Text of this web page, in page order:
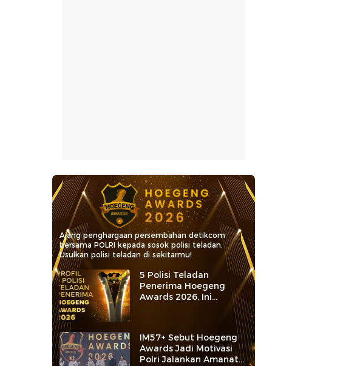
Ajang penghargaan persembahan detikcom
bersama POLRI kepada sosok polisi teladan.
Usulkan polisi teladan di sekitarmu!
5 Polisi Teladan
Penerima Hoegeng
Awards 2026, Ini
Kategori dan Kiprahnya
IM57+ Sebut Hoegeng
Awards Jadi Motivasi
Polri Jalankan Amanat